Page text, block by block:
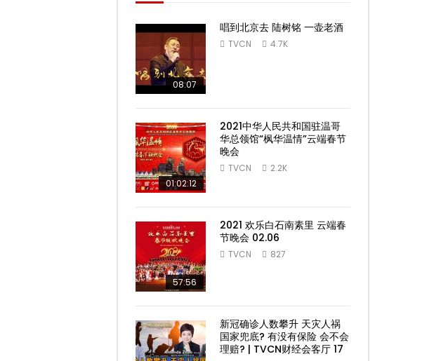
08:07
唱到北京去 陆树铭 一壶老酒
TVCN 4.7K
01:02:12
2021中华人民共和国驻温哥
华总领馆“枫华温情”云端春节
晚会
TVCN 2.2K
57:56
2021 欢乐白石南素里 云端春
节晚会 02.06
TVCN 827
新冠确诊人数攀升 天灾人祸
国家兜底? 有没有保险 会不会
理赔? | TVCN财经会客厅 17